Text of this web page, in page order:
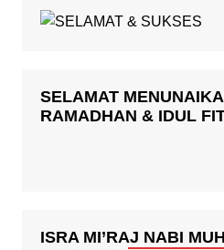
SELAMAT
RAMADHAN & IDUL
ISRA MI’RAJ NABI